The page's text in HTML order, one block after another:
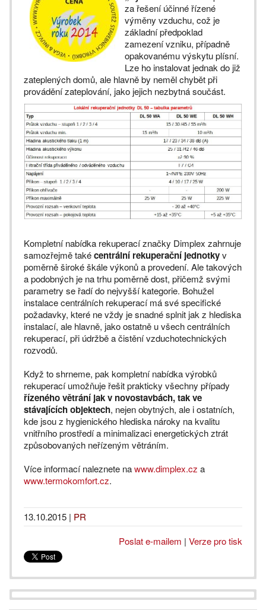
za řešení účinné řízené
výměny vzduchu, což je
základní předpoklad
zamezení vzniku, případně
opakovanému výskytu plísní.
Lze ho instalovat jednak do již
zateplených domů, ale hlavně by neměl chybět při
provádění zateplování, jako jejich nezbytná součást.
Kompletní nabídka rekuperací značky Dimplex zahrnuje
samozřejmě takécentrální rekuperační jednotkyv
poměrně široké škále výkonů a provedení. Ale takových
a podobných je na trhu poměrně dost, přičemž svými
parametry se řadí do nejvyšší kategorie. Bohužel
instalace centrálních rekuperací má své specifické
požadavky, které ne vždy je snadné splnit jak z hlediska
instalací, ale hlavně, jako ostatně u všech centrálních
rekuperací, při údržbě a čistění vzduchotechnických
rozvodů.
Když to shrneme, pak kompletní nabídka výrobků
rekuperací umožňuje řešit prakticky všechny případy
řízeného větrání jak v novostavbách, tak ve
stávajících objektech, nejen obytných, ale i ostatních,
kde jsou z hygienického hlediska nároky na kvalitu
vnitřního prostředí a minimalizaci energetických ztrát
způsobovaných neřízeným větráním.
Více informací naleznete nawww.dimplex.cz a
www.termokomfort.cz.
13.10.2015 | PR
Poslat e-mailem | Verze pro tisk